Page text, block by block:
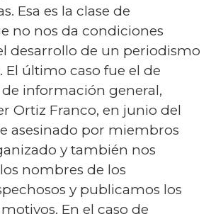
Esa es la clase de
no nos da condiciones
desarrollo de un periodismo
último caso fue el de
información general,
Ortiz Franco, en junio del
asesinado por miembros
y también nos
nombres de los
y publicamos los
En el caso de